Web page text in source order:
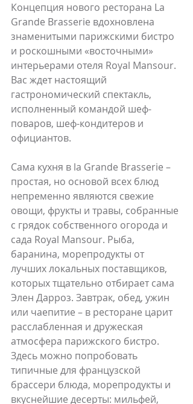
Концепция нового ресторана La
Grande Brasserie вдохновлена
знаменитыми парижскими бистро
и роскошными «восточными»
интерьерами отеля Royal Mansour.
Вас ждет настоящий
гастрономический спектакль,
исполненный командой шеф-
поваров, шеф-кондитеров и
официантов.
Сама кухня в la Grande Brasserie –
простая, но основой всех блюд
непременно являются свежие
овощи, фрукты и травы, собранные
с грядок собственного огорода и
сада Royal Mansour. Рыба,
баранина, морепродукты от
лучших локальных поставщиков,
которых тщательно отбирает сама
Элен Дарроз. Завтрак, обед, ужин
или чаепитие – в ресторане царит
расслабленная и дружеская
атмосфера парижского бистро.
Здесь можно попробовать
типичные для французской
брассери блюда, морепродукты и
вкуснейшие десерты: мильфей,